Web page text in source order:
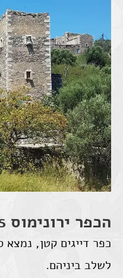
הכפר ירונימוס Gerolimenas:
כפר דייגים קטן, נמצא
לשלב ביניהם.